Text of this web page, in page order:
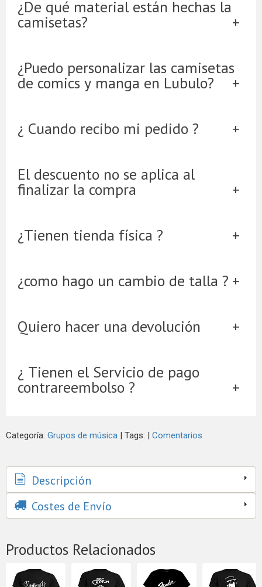
¿De qué material están hechas la
camisetas?
¿Puedo personalizar las camisetas
de comics y manga en Lubulo?
¿ Cuando recibo mi pedido ?
El descuento no se aplica al
finalizar la compra
¿Tienen tienda física ?
¿como hago un cambio de talla ?
Quiero hacer una devolución
¿ Tienen el Servicio de pago
contrareembolso ?
Categoría: Grupos de música Tags: Comentarios
Descripción
Costes de Envío
Productos Relacionados